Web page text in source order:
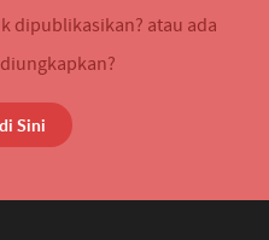
dipublikasikan? atau ada
Sini